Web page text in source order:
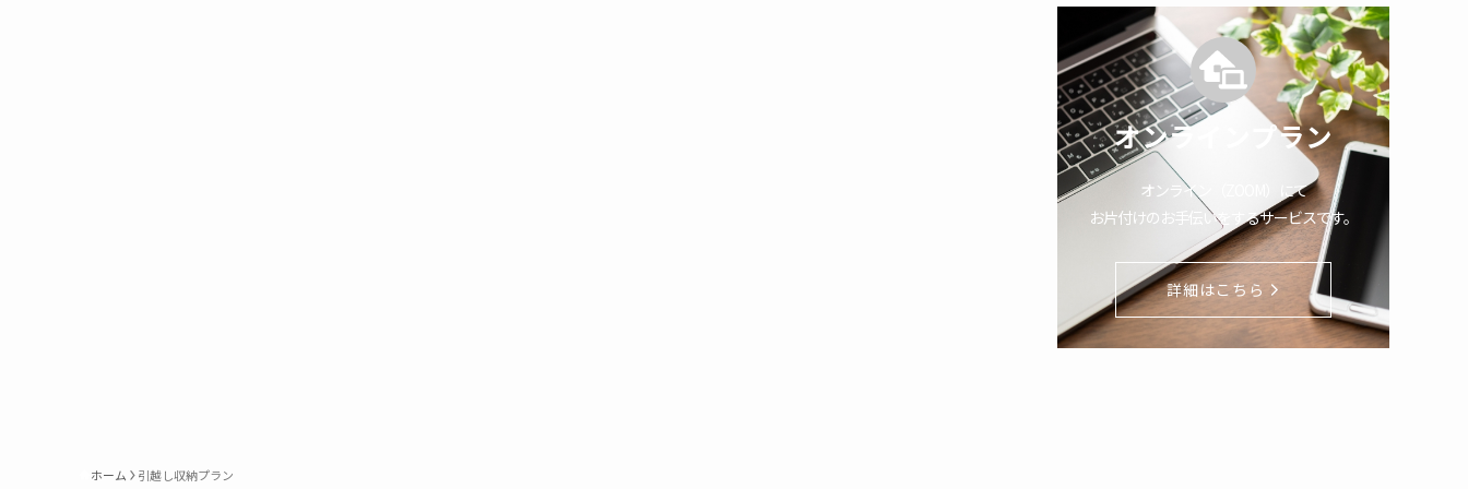
オンラインプラン
オンライン（ZOOM）にて
お片付けのお手伝いをするサービスです。
詳細はこちら
ホーム 引越し収納プラン